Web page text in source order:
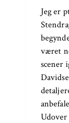
Jeg er
været
scener